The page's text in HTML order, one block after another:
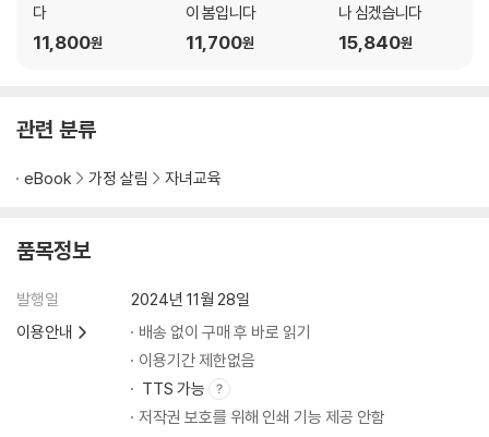
03 네가 있기에 내가 있다, 우분투(Ubuntu)
04 꽃은 다른 꽃을 부러워하지 않는다
05 스펙은 힘을 잃어가고 살아갈 삶은 길다
08 실행력이 없으면 모든 것은 물거품이 된다
02 시도는 해봤는지요
03 감으로 정하지 말고 객관적으로 알아보고 길을 찾자
04 지배를 당하는 사람과 지배하는 사람
05 행복하게 살라는 말을 많이 하자
06 굴곡 없이 자라는 나무가 없듯이 실패 없이 크는 사람도 없다
07 혼자 살아갈 수 있게 해주는 것이 최고의 유산
다
11,800원
이 봄입니다
11,700원
나 심겠습니다
15,840원
관련 분류
eBook 가정 살림 자녀교육
품목정보
발행일
2024년 11월 28일
이용안내
배송 없이 구매 후 바로 읽기
이용기간 제한없음
TTS 가능
저작권 보호를 위해 인쇄 기능 제공 안함